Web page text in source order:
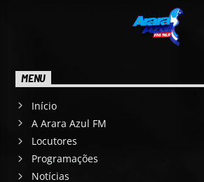
MENU
Início
A Arara Azul FM
Locutores
Programações
Notícias